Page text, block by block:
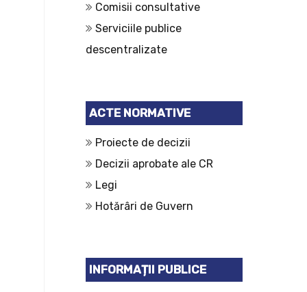
Comisii consultative
Serviciile publice
descentralizate
ACTE NORMATIVE
Proiecte de decizii
Decizii aprobate ale CR
Legi
Hotărâri de Guvern
INFORMAȚII PUBLICE